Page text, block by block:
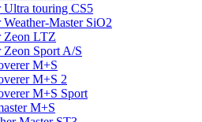
touring CS5
Master SiO2
Zeon LTZ
Sport A/S
M+S
M+S 2
M+S Sport
M+S